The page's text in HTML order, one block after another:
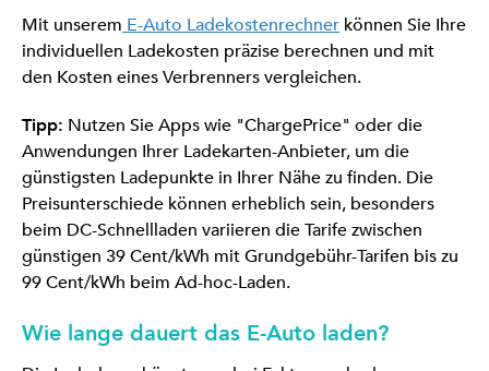
Mit unserem E-Auto Ladekostenrechner können Sie Ihre
individuellen Ladekosten präzise berechnen und mit
den Kosten eines Verbrenners vergleichen.
Tipp: Nutzen Sie Apps wie "ChargePrice" oder die
Anwendungen Ihrer Ladekarten-Anbieter, um die
günstigsten Ladepunkte in Ihrer Nähe zu finden. Die
Preisunterschiede können erheblich sein, besonders
beim DC-Schnellladen variieren die Tarife zwischen
günstigen 39 Cent/kWh mit Grundgebühr-Tarifen bis zu
99 Cent/kWh beim Ad-hoc-Laden.
Wie lange dauert das E-Auto laden?